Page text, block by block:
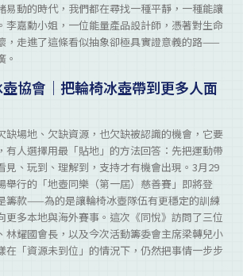
易動的時代，我們都在尋找一種平靜，一種能讓
李嘉勳小姐，一位能量產品設計師，憑著對生命
，走進了這條看似抽象卻極具實證意義的路——
。
協會｜把輪椅冰壺帶到更多人面
缺場地、欠缺資源，也欠缺被認識的機會，它要
有人選擇用最「貼地」的方法回答：先把運動帶
見、玩到、理解到，支持才有機會出現。3月29
舉行的「地壺同樂（第一屆）慈善賽」即將登
籌款——為的是讓輪椅冰壺隊伍有更穩定的訓練
更多本地與海外賽事。這次《同悅》訪問了三位
林耀國會長，以及今次活動籌委會主席梁轉兒小
在「資源未到位」的情況下，仍然把事情一步步